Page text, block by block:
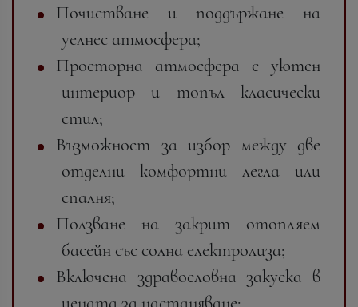
Почистване и поддържане на
уелнес атмосфера;
Просторна атмосфера с уютен
интериор и топъл класически
стил;
Възможност за избор между две
отделни комфортни легла или
спалня;
Ползване на закрит отопляем
басейн със солна електролиза;
Включена здравословна закуска в
цената за настаняване;